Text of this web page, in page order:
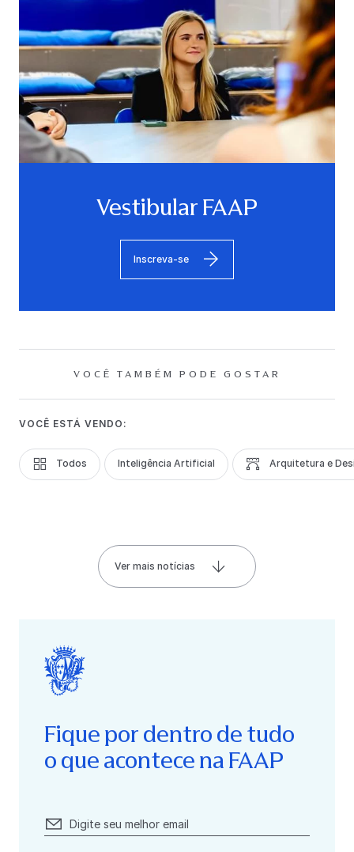
Vestibular FAAP
Inscreva-se
VOCÊ TAMBÉM PODE GOSTAR
VOCÊ ESTÁ VENDO:
Todos Inteligência Artificial Arquitetura e
Ver mais notícias
Fique por dentro de tudo
o que acontece na FAAP